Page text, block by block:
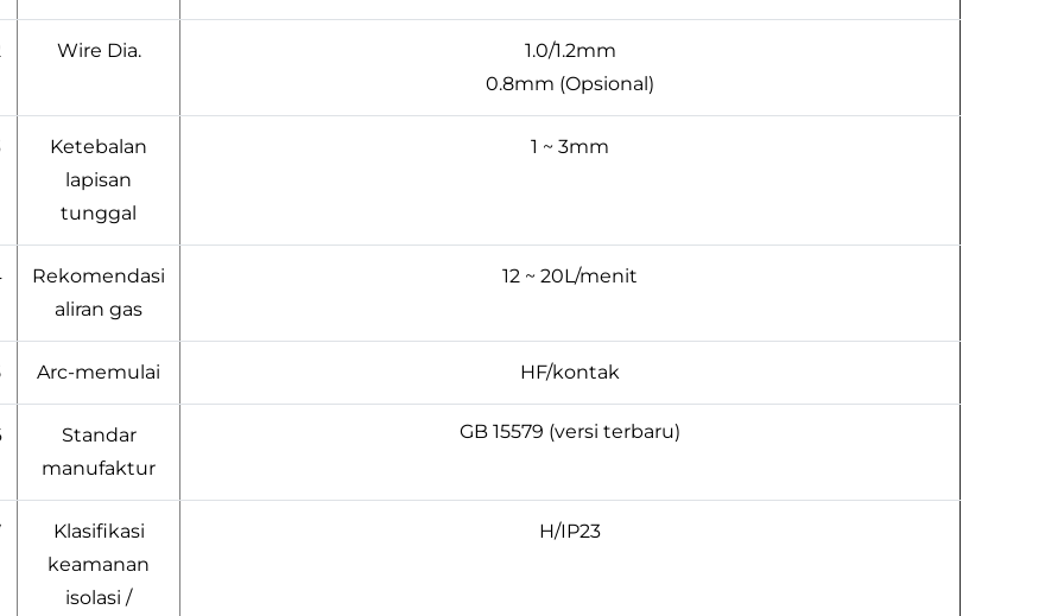
Wire Dia.
1.0/1.2mm
0.8mm (Opsional)
Ketebalan
lapisan
tunggal
1 ~ 3mm
Rekomendasi
aliran gas
12 ~ 20L/menit
Arc-memulai HF/kontak
Standar
manufaktur
GB 15579 (versi terbaru)
Klasifikasi
keamanan
isolasi /
H/IP23